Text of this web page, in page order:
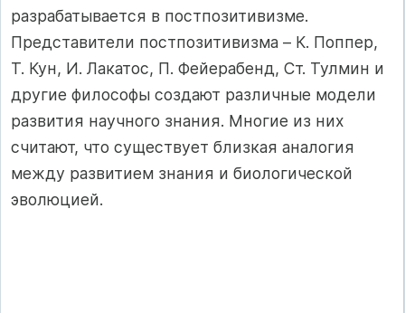
разрабатывается в постпозитивизме.
Представители постпозитивизма – К. Поппер,
Т. Кун, И. Лакатос, П. Фейерабенд, Ст. Тулмин и
другие философы создают различные модели
развития научного знания. Многие из них
считают, что существует близкая аналогия
между развитием знания и биологической
эволюцией.